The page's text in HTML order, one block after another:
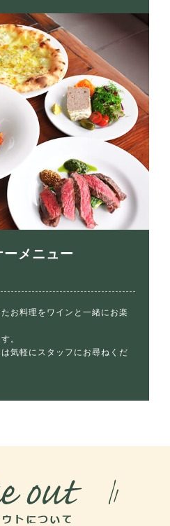
メニュー
お料理をワインと一緒にお楽
。
気軽にスタッフにお尋ねくだ